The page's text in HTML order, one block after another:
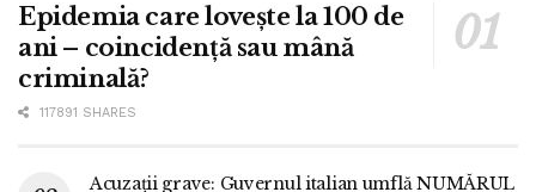
Epidemia care lovește la 100 de
ani – coincidență sau mână
criminală?
117891 SHARES
Acuzații grave: Guvernul italian umflă NUMĂRUL